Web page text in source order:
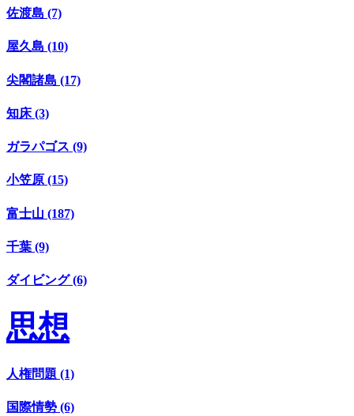
佐渡島 (7)
屋久島 (10)
尖閣諸島 (17)
知床 (3)
ガラパゴス (9)
小笠原 (15)
富士山 (187)
千葉 (9)
ダイビング (6)
思想
人権問題 (1)
国際情勢 (6)